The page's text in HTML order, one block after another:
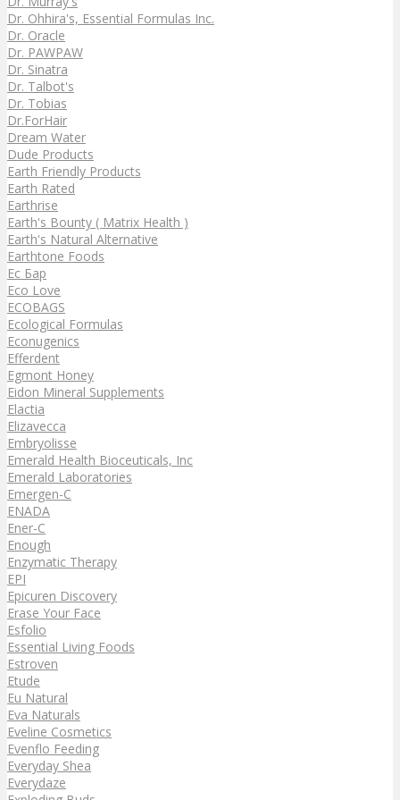
Dr. Ohhira's, Essential Formulas Inc.
Dr. Oracle
Dr. PAWPAW
Dr. Sinatra
Dr. Talbot's
Dr. Tobias
Dr.ForHair
Dream Water
Dude Products
Earth Friendly Products
Earth Rated
Earthrise
Earth's Bounty ( Matrix Health )
Earth's Natural Alternative
Earthtone Foods
Ec Бар
Eco Love
ECOBAGS
Ecological Formulas
Econugenics
Efferdent
Egmont Honey
Eidon Mineral Supplements
Elactia
Elizavecca
Embryolisse
Emerald Health Bioceuticals, Inc
Emerald Laboratories
Emergen-C
ENADA
Ener-C
Enough
Enzymatic Therapy
EPI
Epicuren Discovery
Erase Your Face
Esfolio
Essential Living Foods
Estroven
Etude
Eu Natural
Eva Naturals
Eveline Cosmetics
Evenflo Feeding
Everyday Shea
Everydaze